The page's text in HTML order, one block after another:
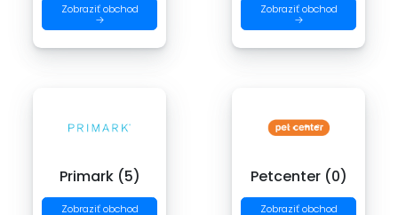
Zobraziť obchod
→
Zobraziť obchod
→
Primark (5)
Zobraziť obchod
Petcenter (0)
Zobraziť obchod